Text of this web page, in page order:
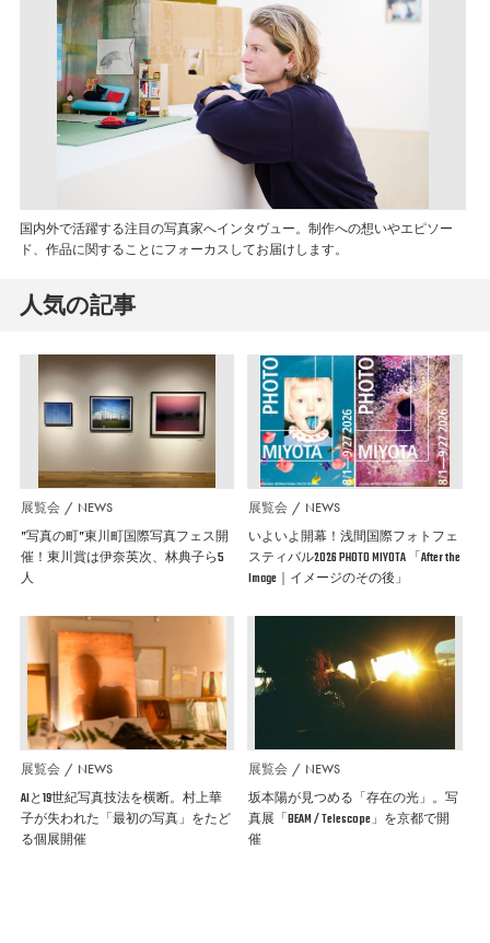
国内外で活躍する注目の写真家へインタヴュー。制作への想いやエピソー
ド、作品に関することにフォーカスしてお届けします。
人気の記事
展覧会 NEWS
”写真の町”東川町国際写真フェス開
催！東川賞は伊奈英次、林典子ら5
人
展覧会 NEWS
いよいよ開幕！浅間国際フォトフェ
スティバル2026 PHOTO MIYOTA 「After the
Image｜イメージのその後」
展覧会 NEWS
AIと19世紀写真技法を横断。村上華
子が失われた「最初の写真」をたど
る個展開催
展覧会 NEWS
坂本陽が見つめる「存在の光」。写
真展「BEAM / Telescope」を京都で開
催